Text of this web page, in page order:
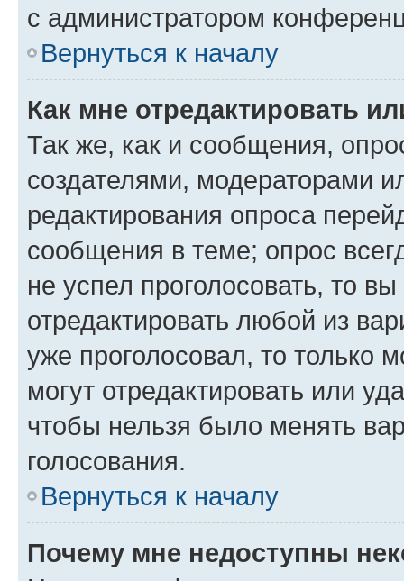
с администратором
Вернуться к началу
Как мне отредактировать
Так же, как и сообщения,
создателями, модераторами
редактирования опроса
сообщения в теме; опрос
не успел проголосовать, то
отредактировать любой из
уже проголосовал, то только
могут отредактировать или
чтобы нельзя было менять
голосования.
Вернуться к началу
Почему мне недоступны